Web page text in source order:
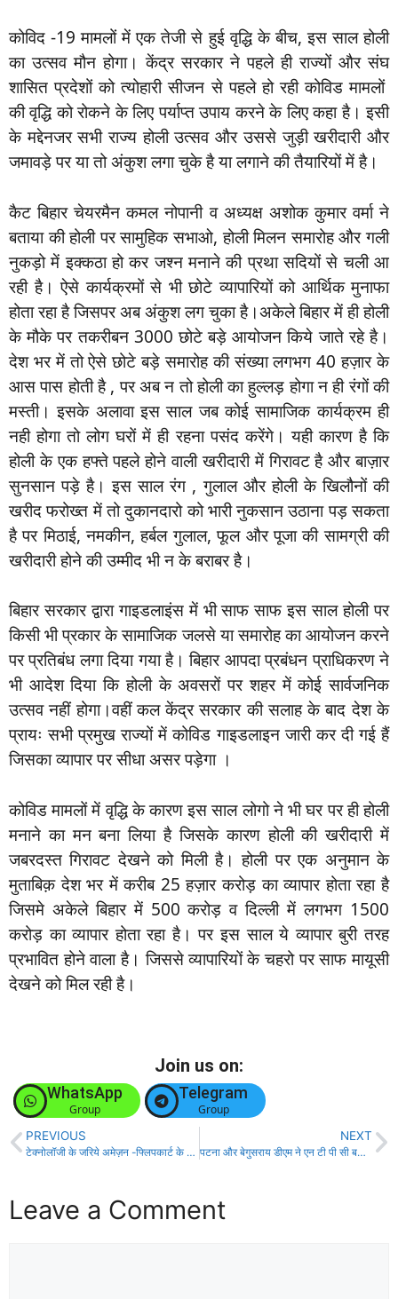
कोविद -19 मामलों में एक तेजी से हुई वृद्धि के बीच, इस साल होली
का उत्सव मौन होगा। केंद्र सरकार ने पहले ही राज्यों और संघ
शासित प्रदेशों को त्योहारी सीजन से पहले हो रही कोविड मामलों
की वृद्धि को रोकने के लिए पर्याप्त उपाय करने के लिए कहा है। इसी
के मद्देनजर सभी राज्य होली उत्सव और उससे जुड़ी खरीदारी और
जमावड़े पर या तो अंकुश लगा चुके है या लगाने की तैयारियों में है।
कैट बिहार चेयरमैन कमल नोपानी व अध्यक्ष अशोक कुमार वर्मा ने
बताया की होली पर सामुहिक सभाओ, होली मिलन समारोह और गली
नुकड़ो में इक्कठा हो कर जश्न मनाने की प्रथा सदियों से चली आ
रही है। ऐसे कार्यक्रमों से भी छोटे व्यापारियों को आर्थिक मुनाफा
होता रहा है जिसपर अब अंकुश लग चुका है।अकेले बिहार में ही होली
के मौके पर तकरीबन 3000 छोटे बड़े आयोजन किये जाते रहे है।
देश भर में तो ऐसे छोटे बड़े समारोह की संख्या लगभग 40 हज़ार के
आस पास होती है , पर अब न तो होली का हुल्लड़ होगा न ही रंगों की
मस्ती। इसके अलावा इस साल जब कोई सामाजिक कार्यक्रम ही
नही होगा तो लोग घरों में ही रहना पसंद करेंगे। यही कारण है कि
होली के एक हफ्ते पहले होने वाली खरीदारी में गिरावट है और बाज़ार
सुनसान पड़े है। इस साल रंग , गुलाल और होली के खिलौनों की
खरीद फरोख्त में तो दुकानदारो को भारी नुकसान उठाना पड़ सकता
है पर मिठाई, नमकीन, हर्बल गुलाल, फूल और पूजा की सामग्री की
खरीदारी होने की उम्मीद भी न के बराबर है।
बिहार सरकार द्वारा गाइडलाइंस में भी साफ साफ इस साल होली पर
किसी भी प्रकार के सामाजिक जलसे या समारोह का आयोजन करने
पर प्रतिबंध लगा दिया गया है। बिहार आपदा प्रबंधन प्राधिकरण ने
भी आदेश दिया कि होली के अवसरों पर शहर में कोई सार्वजनिक
उत्सव नहीं होगा।वहीं कल केंद्र सरकार की सलाह के बाद देश के
प्रायः सभी प्रमुख राज्यों में कोविड गाइडलाइन जारी कर दी गई हैं
जिसका व्यापार पर सीधा असर पड़ेगा ।
कोविड मामलों में वृद्धि के कारण इस साल लोगो ने भी घर पर ही होली
मनाने का मन बना लिया है जिसके कारण होली की खरीदारी में
जबरदस्त गिरावट देखने को मिली है। होली पर एक अनुमान के
मुताबिक़ देश भर में करीब 25 हज़ार करोड़ का व्यापार होता रहा है
जिसमे अकेले बिहार में 500 करोड़ व दिल्ली में लगभग 1500
करोड़ का व्यापार होता रहा है। पर इस साल ये व्यापार बुरी तरह
प्रभावित होने वाला है। जिससे व्यापारियों के चहरो पर साफ मायूसी
देखने को मिल रही है।
Join us on:
WhatsApp
Group
Telegram
Group
PREVIOUS
टेक्नोलॉजी के जरिये अमेज़न -फ्लिपकार्ट के विरोध का नायाब तरीका अपना रहा है कैट!
NEXT
पटना और बेगुसराय डीएम ने एन टी पी सी बरौनी के एस डेक निर्माण का रास्ता किया साफ!
Leave a Comment